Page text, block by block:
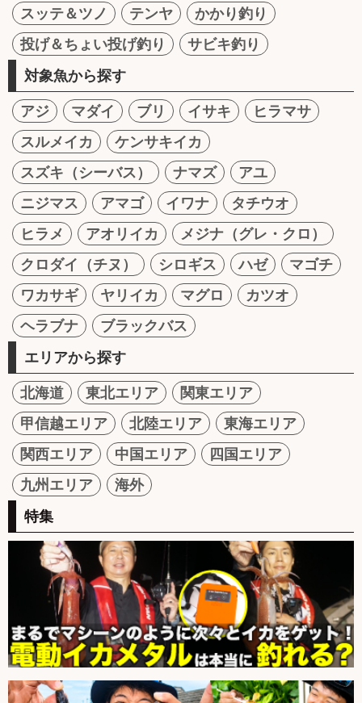
スッテ＆ツノ
テンヤ
かかり釣り
投げ＆ちょい投げ釣り
サビキ釣り
対象魚から探す
アジ マダイ ブリ イサキ
ヒラマサ
スルメイカ
ケンサキイカ
スズキ（シーバス）
ナマズ
アユ
ニジマス
アマゴ イワナ
タチウオ
ヒラメ
アオリイカ
メジナ（グレ・クロ）
クロダイ（チヌ）
シロギス ハゼ
マゴチ
ワカサギ
ヤリイカ マグロ
カツオ
ヘラブナ
ブラックバス
エリアから探す
北海道 東北エリア
関東エリア
甲信越エリア
北陸エリア
東海エリア
関西エリア
中国エリア
四国エリア
九州エリア
海外
特集